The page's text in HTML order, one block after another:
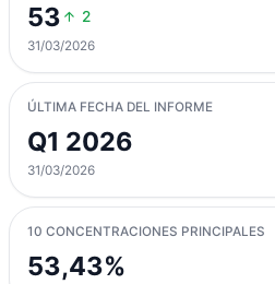
53 2
31/03/2026
ÚLTIMA FECHA DEL INFORME
Q1 2026
31/03/2026
10 CONCENTRACIONES PRINCIPALES
53,43%